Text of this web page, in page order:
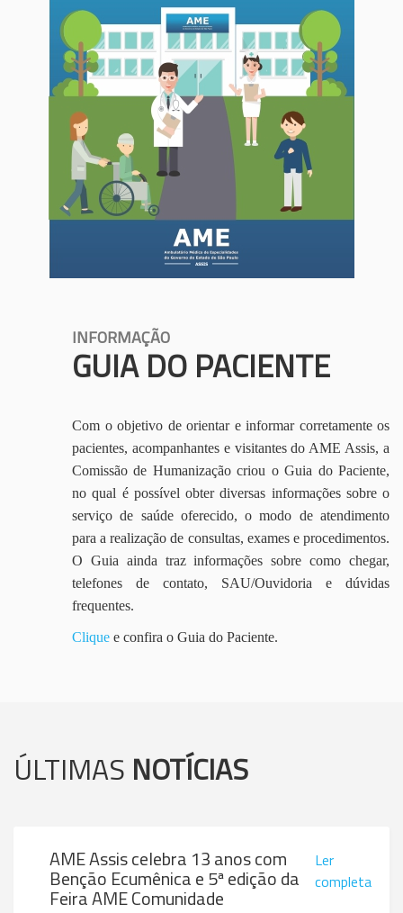
INFORMAÇÃO
GUIA DO PACIENTE
Com o objetivo de orientar e informar corretamente os
pacientes, acompanhantes e visitantes do AME Assis, a
Comissão de Humanização criou o Guia do Paciente,
no qual é possível obter diversas informações sobre o
serviço de saúde oferecido, o modo de atendimento
para a realização de consultas, exames e procedimentos.
O Guia ainda traz informações sobre como chegar,
telefones de contato, SAU/Ouvidoria e dúvidas
frequentes.
Clique e confira o Guia do Paciente.
ÚLTIMAS NOTÍCIAS
AME Assis celebra 13 anos com
Benção Ecumênica e 5ª edição da
Feira AME Comunidade
Ler
completa